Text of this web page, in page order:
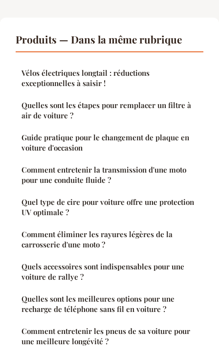
Produits — Dans la même rubrique
Vélos électriques longtail : réductions
exceptionnelles à saisir !
Quelles sont les étapes pour remplacer un filtre à
air de voiture ?
Guide pratique pour le changement de plaque en
voiture d'occasion
Comment entretenir la transmission d'une moto
pour une conduite fluide ?
Quel type de cire pour voiture offre une protection
UV optimale ?
Comment éliminer les rayures légères de la
carrosserie d'une moto ?
Quels accessoires sont indispensables pour une
voiture de rallye ?
Quelles sont les meilleures options pour une
recharge de téléphone sans fil en voiture ?
Comment entretenir les pneus de sa voiture pour
une meilleure longévité ?